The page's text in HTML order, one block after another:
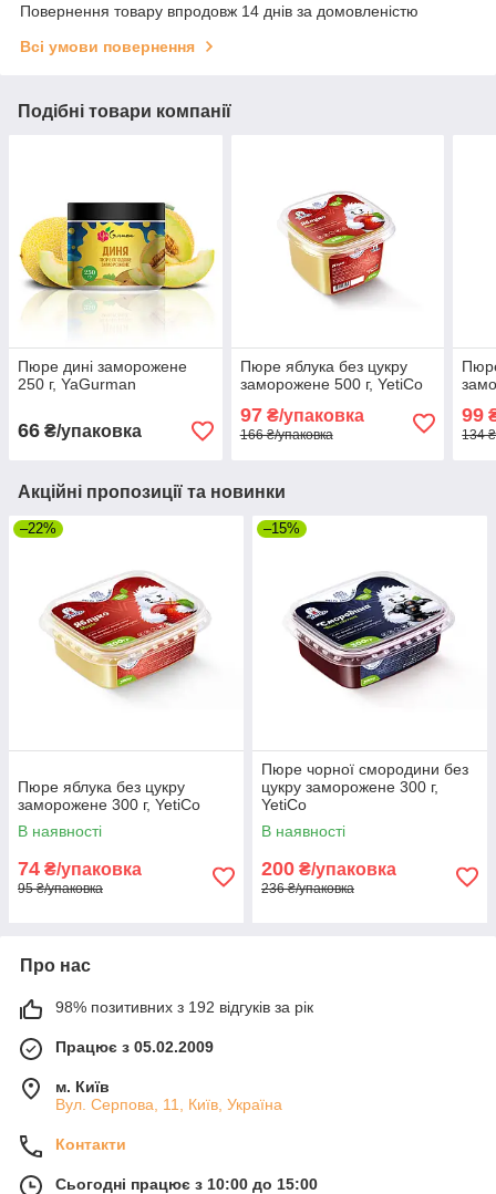
Повернення товару впродовж 14 днів за домовленістю
Всі умови повернення
Подібні товари компанії
Пюре дині заморожене
250 г, YaGurman
66 ₴/упаковка
Пюре яблука без цукру
заморожене 500 г, YetiCo
97₴/упаковка
166 ₴/упаковка
99
134
Акційні пропозиції та новинки
–22%
Пюре яблука без цукру
заморожене 300 г, YetiCo
В наявності
74 ₴/упаковка
95 ₴/упаковка
–15%
Пюре чорної смородини без
цукру заморожене 300 г,
YetiCo
В наявності
200 ₴/упаковка
236 ₴/упаковка
Про нас
98% позитивних з 192 відгуків за рік
Працює з 05.02.2009
м. Київ
Вул. Серпова, 11, Київ, Україна
Контакти
Сьогодні працює з 10:00 до 15:00